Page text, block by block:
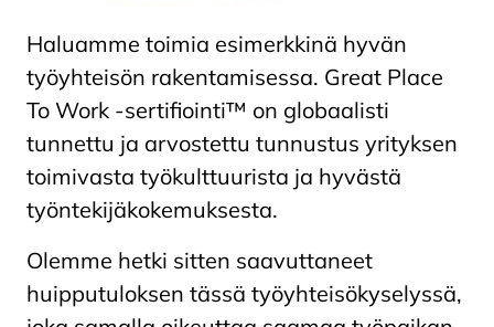
Haluamme toimia esimerkkinä hyvän
työyhteisön rakentamisessa. Great Place
To Work -sertifiointi™ on globaalisti
tunnettu ja arvostettu tunnustus yrityksen
toimivasta työkulttuurista ja hyvästä
työntekijäkokemuksesta.
Olemme hetki sitten saavuttaneet
huipputuloksen tässä työyhteisökyselyssä,